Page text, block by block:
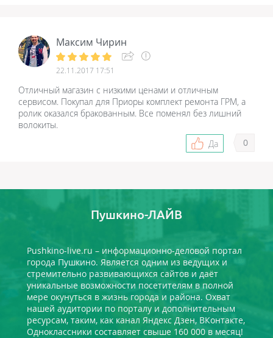
Максим Чирин
22.11.2017 17:51
Отличный магазин с низкими ценами и отличным
сервисом. Покупал для Приоры комплект ремонта ГРМ, а
ролик оказался бракованным. Все поменял без лишний
волокиты.
Да
0
Пушкино-ЛАЙВ
Pushkino-live.ru – информационно-деловой портал
города Пушкино. Является одним из ведущих и
стремительно развивающихся сайтов и даёт
уникальные возможности посетителям в полной
мере окунуться в жизнь города и района. Охват
нашей аудитории по порталу и дополнительным
ресурсам, таким, как канал Яндекс Дзен, ВКонтакте,
Одноклассники составляет свыше 160 000 в месяц!